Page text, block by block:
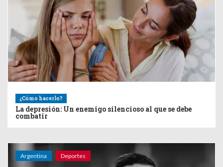
¿Cómo hacerlo?
La depresión: Un enemigo silencioso al que se debe
combatir
Argentina Deportes